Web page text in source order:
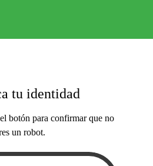
tu identidad
botón para confirmar que no
un robot.